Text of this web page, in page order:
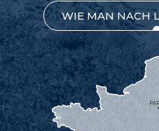
WIE MAN NACH